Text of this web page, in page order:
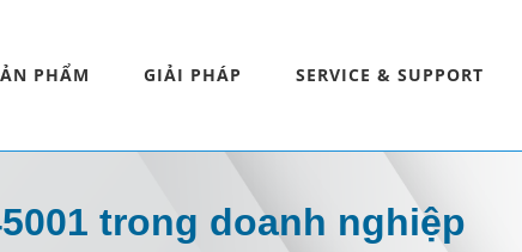
PHẨM GIẢI PHÁP SERVICE & SUPPORT
trong doanh nghiệp